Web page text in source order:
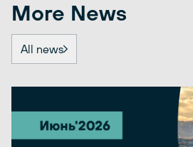
More News
All news